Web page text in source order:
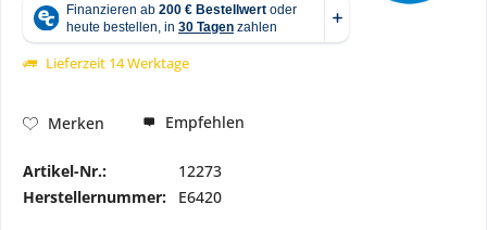
Lieferzeit 14 Werktage
Merken Empfehlen
Artikel-Nr.:
12273
Herstellernummer:
E6420